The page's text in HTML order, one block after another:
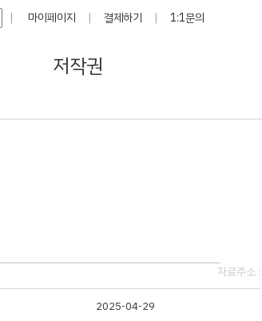
| 마이페이지 | 결제하기 | 1:1문의
저작권
자료주소 :
2025-04-29